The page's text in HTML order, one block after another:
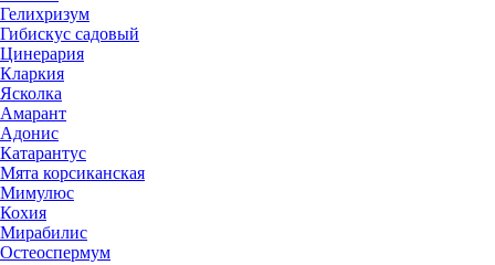
Гелихризум
Гибискус садовый
Цинерария
Кларкия
Ясколка
Амарант
Адонис
Катарантус
Мята корсиканская
Мимулюс
Кохия
Мирабилис
Остеоспермум